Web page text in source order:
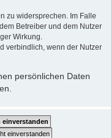
zu widersprechen. Im Falle
Betreiber und dem Nutzer
Wirkung.
verbindlich, wenn der Nutzer
persönlichen Daten